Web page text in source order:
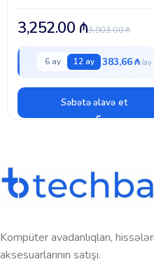
3,903.00₼
3,252.00 ₼
6 ay 12 ay 383,66 ₼
Səbətə əlavə et
Kompüter avadanlıqları,
aksesuarlarının satışı.